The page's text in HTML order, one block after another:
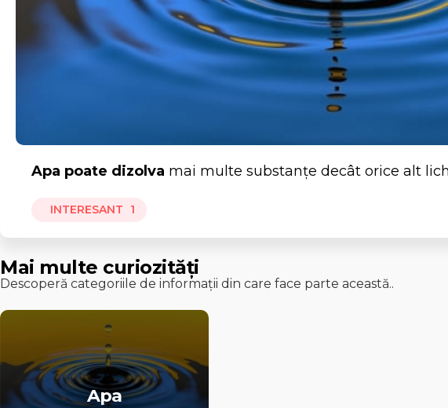
Apa poate dizolva mai multe substanțe decât orice alt
INTERESANT 1
Mai multe curiozități
Descoperă categoriile de informații din care face parte această..
Apa